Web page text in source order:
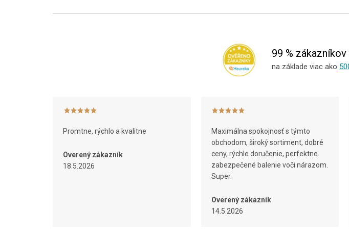
99 %
na základe viac ako
Promtne, rýchlo a kvalitne
Overený zákazník
18.5.2026
Maximálna spokojnosť s týmto
obchodom, široký sortiment, dobré
ceny, rýchle doručenie, perfektne
zabezpečené balenie voči nárazom.
Super.
Overený zákazník
14.5.2026